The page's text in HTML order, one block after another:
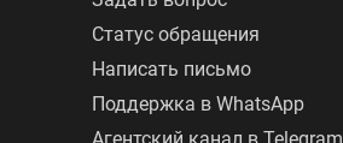
Статус обращения
Написать письмо
Поддержка в WhatsApp